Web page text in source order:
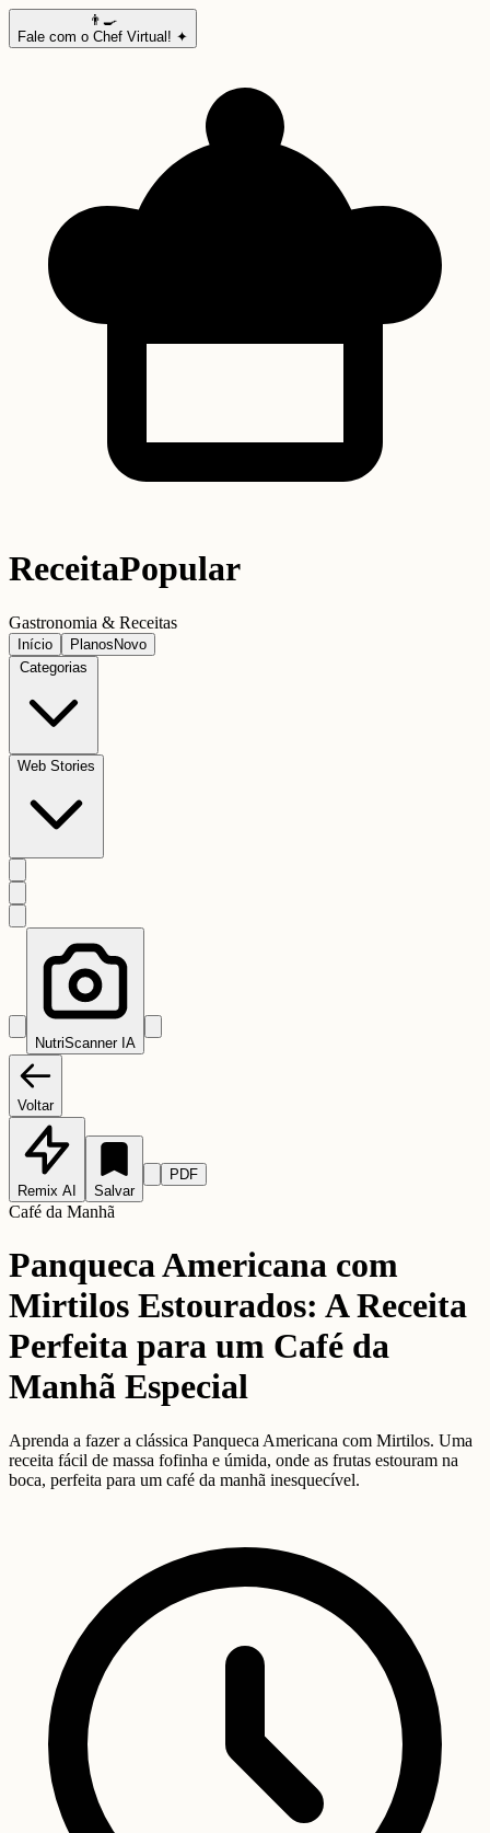
👨‍🍳
Fale com o Chef Virtual! ✦
ReceitaPopular
Gastronomia & Receitas
Início Planos Novo
Categorias
Web Stories
NutriScanner IA
Voltar
Remix AI Salvar
PDF
Café da Manhã
Panqueca Americana com
Mirtilos Estourados: A Receita
Perfeita para um Café da
Manhã Especial
Aprenda a fazer a clássica Panqueca Americana com Mirtilos. Uma
receita fácil de massa fofinha e úmida, onde as frutas estouram na
boca, perfeita para um café da manhã inesquecível.